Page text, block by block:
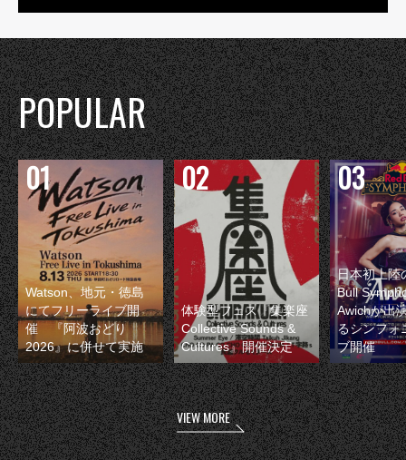
POPULAR
Watson、地元・徳島
にてフリーライブ開
催 『阿波おどり
2026』に併せて実施
体験型フェス『集楽座
Collective Sounds &
Cultures』開催決定
日本初上陸
Bull
Awichが出
るシンフォ
ブ開催
VIEW MORE